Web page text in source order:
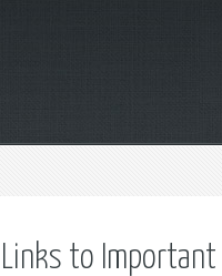
Links to Important